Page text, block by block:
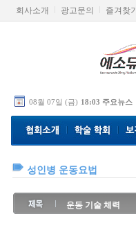
회사소개 광고문의 즐겨찾기
08월 07일 (금) 18:03 주요뉴스
성인병 운동요법
운동 기술 체력